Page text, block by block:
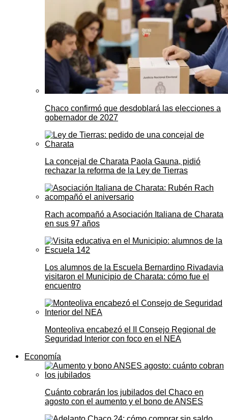
Chaco confirmó que desdoblará las elecciones a
gobernador de 2027
La concejal de Charata Paola Gauna, pidió
rechazar la reforma de la Ley de Tierras
Rach acompañó a Asociación Italiana de Charata
en sus 97 años
Los alumnos de la Escuela Bernardino Rivadavia
visitaron el Municipio de Charata: cómo fue el
encuentro
Monteoliva encabezó el II Consejo Regional de
Seguridad Interior con foco en el NEA
Economía
Cuánto cobrarán los jubilados del Chaco en
agosto con el aumento y el bono de ANSES